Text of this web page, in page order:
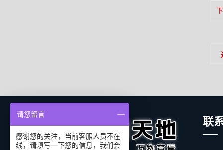
联
请您留言
感谢您的关注，当前客服人员不在
线，请填写一下您的信息，我们会